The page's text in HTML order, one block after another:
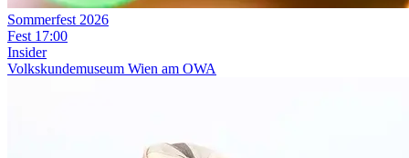
Sommerfest 2026
Fest 17:00
Insider
Volkskundemuseum Wien am OWA